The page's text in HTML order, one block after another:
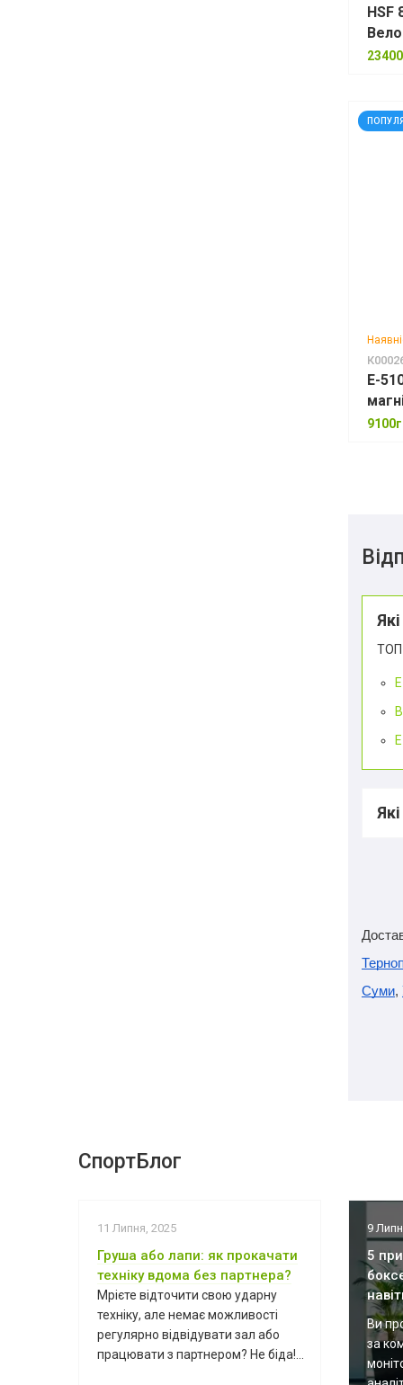
HSF
E-
ТОП
Суми,
СпортБлог
11 Липня, 2025
Груша або лапи: як прокачати
техніку вдома без партнера?
Мрієте відточити свою ударну
техніку, але немає можливості
регулярно відвідувати зал або
працювати з партнером? Не біда!...
9
5
Ви
за